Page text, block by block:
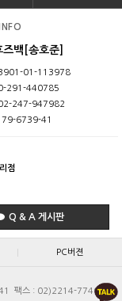
백[송호준]
01-113978
291-440785
247-947982
6739-41
점
Q & A 게시판
PC버젼
팩스 : 02)2214-7740